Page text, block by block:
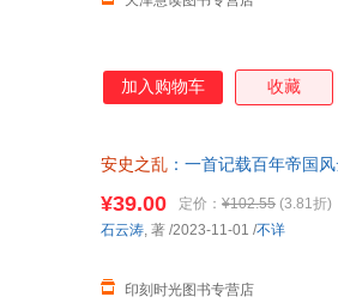
加入购物车 收藏
安史之乱 ：一首记载百年帝国
¥39.00 定价： ¥102.55 (3.81折)
印刻时光图书专营店
石云涛, 著 /2023-11-01 /不详